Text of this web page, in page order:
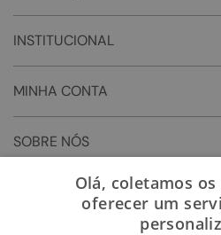
INSTITUCIONAL
MINHA CONTA
SOBRE NÓS
Olá, coletamos
oferecer um